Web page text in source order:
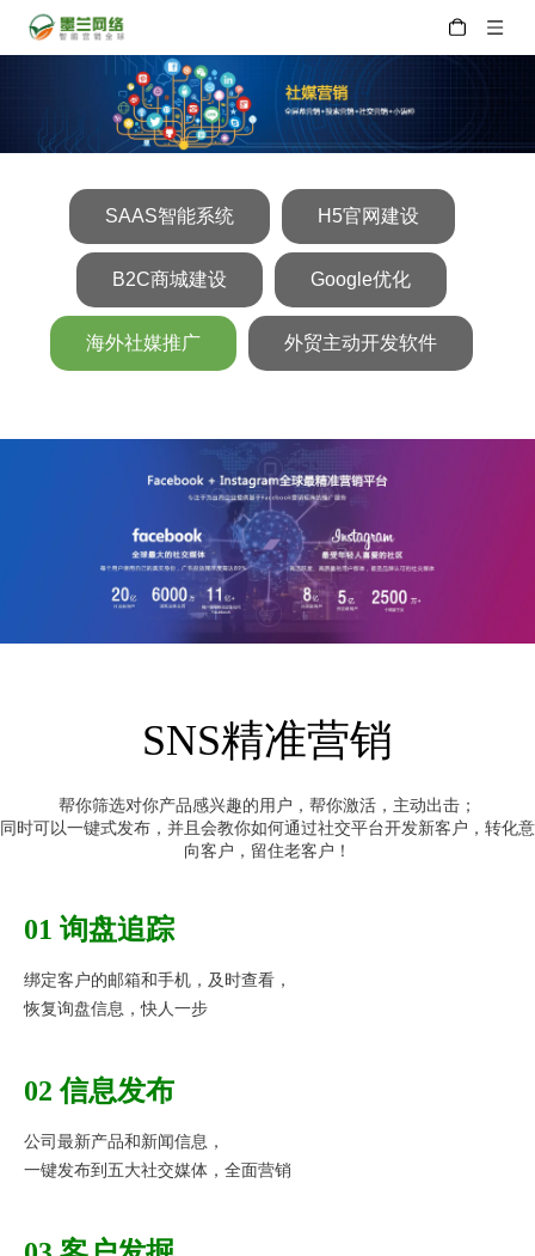
SAAS智能系统 H5官网建设
B2C商城建设 Google优化
海外社媒推广 外贸主动开发软件
SNS精准营销
帮你筛选对你产品感兴趣的用户，帮你激活，主动出击；
同时可以一键式发布，并且会教你如何通过社交平台开发新客户，转化意
向客户，留住老客户！
01 询盘追踪
绑定客户的邮箱和手机，及时查看，
恢复询盘信息，快人一步
02 信息发布
公司最新产品和新闻信息，
​一键发布到五大社交媒体，全面营销